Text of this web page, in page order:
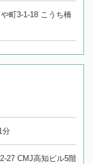
町3-1-18 こうち橋
分
27 CMJ高知ビル5階